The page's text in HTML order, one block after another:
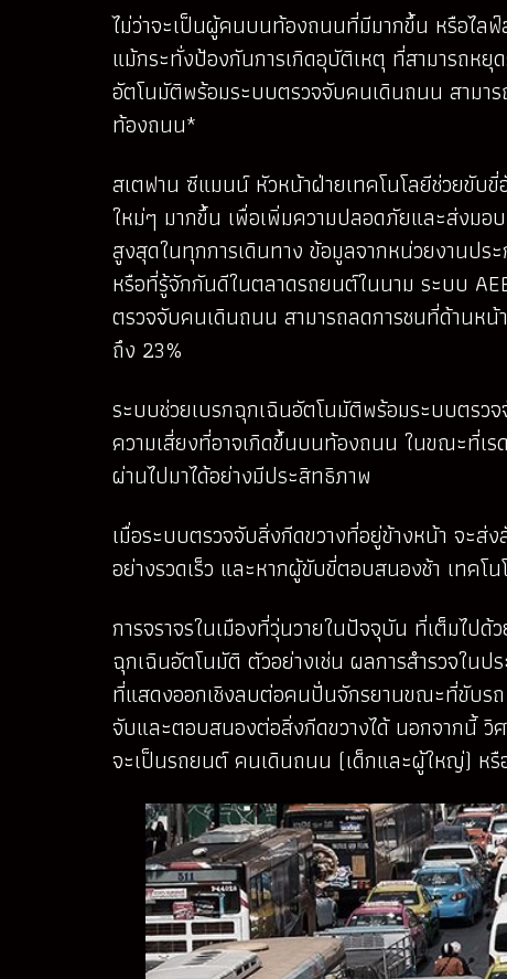
ไม่ว่าจะเป็นผู้คนบนท้องถนนที่มีมากขึ้น หรือไล
แม้กระทั่งป้องกันการเกิดอุบัติเหตุ ที่สามารถห
อัตโนมัติพร้อมระบบตรวจจับคนเดินถนน สาม
ท้องถนน*
สเตฟาน ซีแมนน์ หัวหน้าฝ่ายเทคโนโลยีช่วยขับ
ใหม่ๆ มากขึ้น เพื่อเพิ่มความปลอดภัยและส่งมอ
สูงสุดในทุกการเดินทาง ข้อมูลจากหน่วยงานปร
หรือที่รู้จักกันดีในตลาดรถยนต์ในนาม ระบบ
ตรวจจับคนเดินถนน สามารถลดการชนที่ด้านห
ถึง 23%
ระบบช่วยเบรกฉุกเฉินอัตโนมัติพร้อมระบบตรว
ความเสี่ยงที่อาจเกิดขึ้นบนท้องถนน ในขณะที่เร
ผ่านไปมาได้อย่างมีประสิทธิภาพ
เมื่อระบบตรวจจับสิ่งกีดขวางที่อยู่ข้างหน้า จะ
อย่างรวดเร็ว และหากผู้ขับขี่ตอบสนองช้า เทคโ
การจราจรในเมืองที่วุ่นวายในปัจจุบัน ที่เต็มไ
ฉุกเฉินอัตโนมัติ ตัวอย่างเช่น ผลการสำรวจใน
ที่แสดงออกเชิงลบต่อคนปั่นจักรยานขณะที่ขับร
จับและตอบสนองต่อสิ่งกีดขวางได้ นอกจากนี้ วิ
จะเป็นรถยนต์ คนเดินถนน (เด็กและผู้ใหญ่) ห